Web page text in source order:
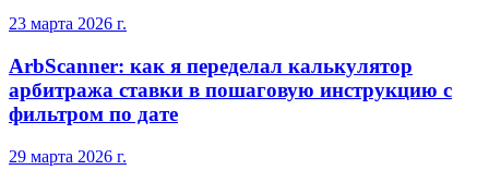
23 марта 2026 г.
ArbScanner: как я переделал калькулятор
арбитража ставки в пошаговую инструкцию с
фильтром по дате
29 марта 2026 г.